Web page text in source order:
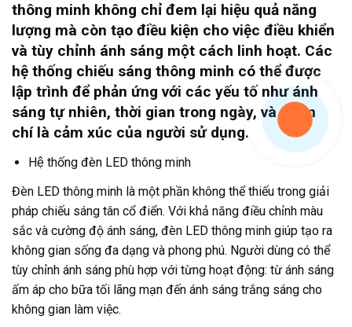
thông minh không chỉ đem lại hiệu quả năng
lượng mà còn tạo điều kiện cho việc điều khiển
và tùy chỉnh ánh sáng một cách linh hoạt. Các
hệ thống chiếu sáng thông minh có thể được
lập trình để phản ứng với các yếu tố như ánh
sáng tự nhiên, thời gian trong ngày, và thậm
chí là cảm xúc của người sử dụng.
Hệ thống đèn LED thông minh
Đèn LED thông minh là một phần không thể thiếu trong giải
pháp chiếu sáng tân cổ điển. Với khả năng điều chỉnh màu
sắc và cường độ ánh sáng, đèn LED thông minh giúp tạo ra
không gian sống đa dạng và phong phú. Người dùng có thể
tùy chỉnh ánh sáng phù hợp với từng hoạt động: từ ánh sáng
ấm áp cho bữa tối lãng mạn đến ánh sáng trắng sáng cho
không gian làm việc.